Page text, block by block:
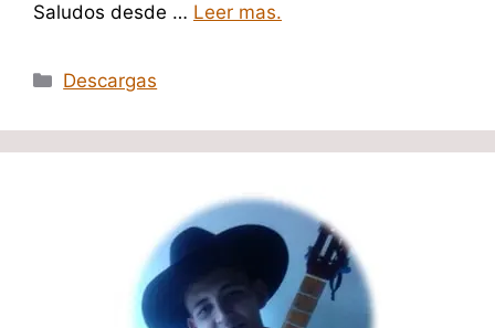
Saludos desde … Leer mas.
Categorías
Descargas